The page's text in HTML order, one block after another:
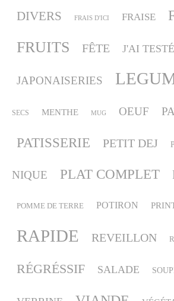
DIVERS FRAIS D'ICI FRAISE
FRUITS FÊTE J'AI TESTÉ
JAPONAISERIES
SECS MENTHE MUG OEUF
PATISSERIE PETIT DEJ
NIQUE PLAT COMPLET
POMME DE TERRE POTIRON
RAPIDE REVEILLON
RÉGRÉSSIF SALADE